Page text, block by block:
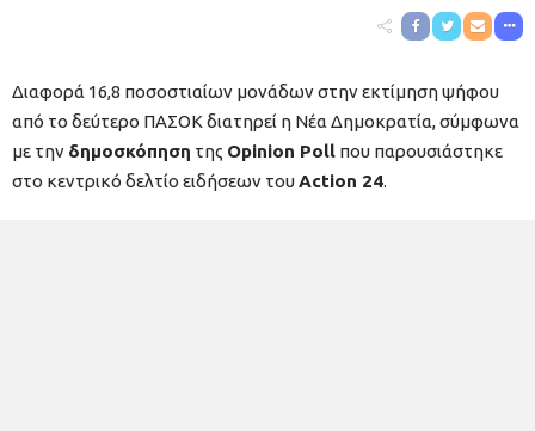
Διαφορά 16,8 ποσοστιαίων μονάδων στην εκτίμηση ψήφου
από το δεύτερο ΠΑΣΟΚ διατηρεί η Νέα Δημοκρατία, σύμφωνα
με την δημοσκόπηση της Opinion Poll που παρουσιάστηκε
στο κεντρικό δελτίο ειδήσεων τουAction 24.